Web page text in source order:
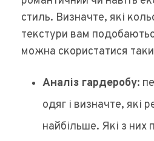
стиль. Визначте, які
текстури вам
можна скористатися
Аналіз гардеробу:
одяг і визначте, які
найбільше. Які з